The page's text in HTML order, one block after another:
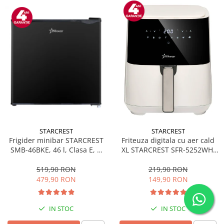
STARCREST
Frigider minibar STARCREST
SMB-46BKE, 46 l, Clasa E, H
519,90 RON
479,90 RON
IN STOC
STARCREST
Friteuza digitala cu aer cald
XL STARCREST SFR-5252WH,
200 °C, 8 programe
predefinite, Alb
219,90 RON
149,90 RON
IN STOC